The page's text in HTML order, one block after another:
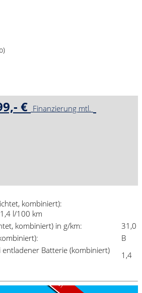
€ Finanzierung mtl.
kombiniert):
l/100 km
kombiniert) in g/km:
31,0
B
Batterie (kombiniert)
1,4
Aktionsmodell
Lagerverkauf